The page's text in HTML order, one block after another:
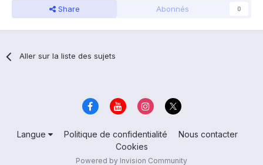
Share Abonnés 0
Aller sur la liste des sujets
Langue Politique de confidentialité
Nous contacter
Cookies
Powered by Invision Community